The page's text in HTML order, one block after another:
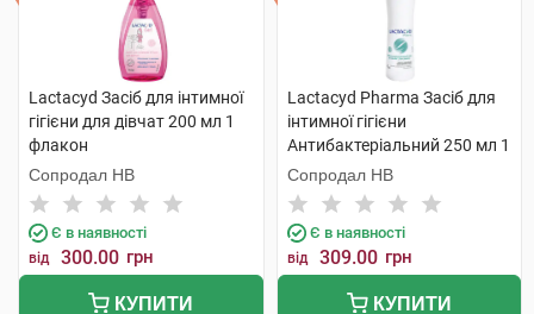
Lactacyd Засіб для інтимної
гігієни для дівчат 200 мл 1
флакон
Сопродал НВ
Є в наявності
від 300.00 грн
КУПИТИ
Lactacyd Pharma Засіб для
інтимної гігієни
Антибактеріальний 250 мл 1
флакон
Сопродал НВ
Є в наявності
від 309.00 грн
КУПИТИ